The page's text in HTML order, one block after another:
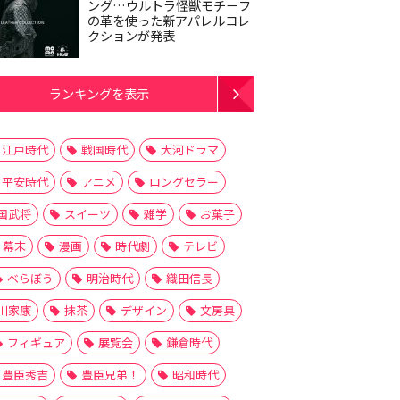
ング…ウルトラ怪獣モチーフ
の革を使った新アパレルコレ
クションが発表
ランキングを表示
江戸時代 戦国時代
大河ドラマ
平安時代
アニメ
ロングセラー
武将
スイーツ 雑学
お菓子
幕末
漫画 時代劇
テレビ
べらぼう
明治時代
織田信長
家康
抹茶 デザイン
文房具
フィギュア
展覧会
鎌倉時代
豊臣秀吉
豊臣兄弟！
昭和時代